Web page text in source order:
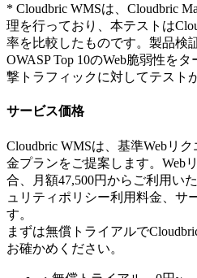
* Cloudbric WMSは、Cloudbric
理を行っており、本テストは
率を比較したものです。製品検
OWASP Top 10のWeb脆弱性を
撃トラフィックに対してテスト
サービス価格
Cloudbric WMSは、基準Webリ
金プランをご提案します。Web
合、月額47,500円からご利用い
ュリティポリシー利用料金、サ
す。
まずは無償トライアルで
お確かめください。